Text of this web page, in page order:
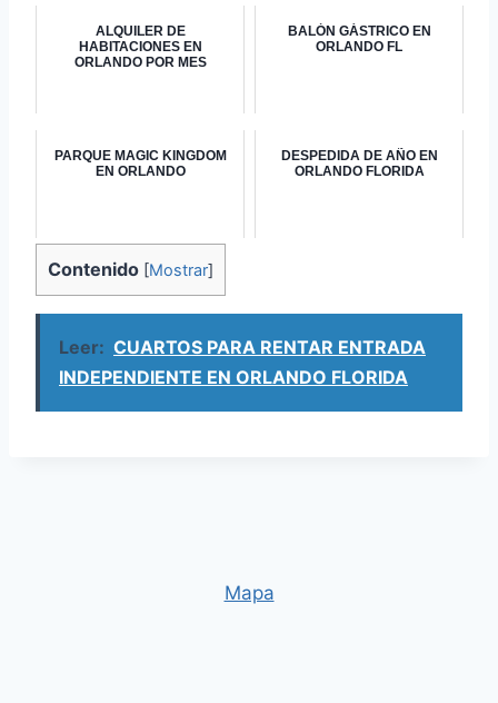
ALQUILER DE
HABITACIONES EN
ORLANDO POR MES
BALÓN GÁSTRICO EN
ORLANDO FL
PARQUE MAGIC KINGDOM
EN ORLANDO
DESPEDIDA DE AÑO EN
ORLANDO FLORIDA
Contenido [Mostrar]
Leer: CUARTOS PARA RENTAR ENTRADA
INDEPENDIENTE EN ORLANDO FLORIDA
Mapa